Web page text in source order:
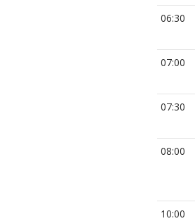
06:30
07:00
07:30
08:00
10:00